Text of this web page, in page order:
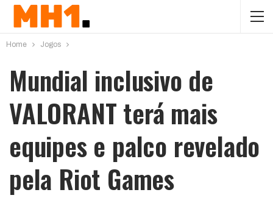
Home Jogos
Mundial inclusivo de
VALORANT terá mais
equipes e palco revelado
pela Riot Games